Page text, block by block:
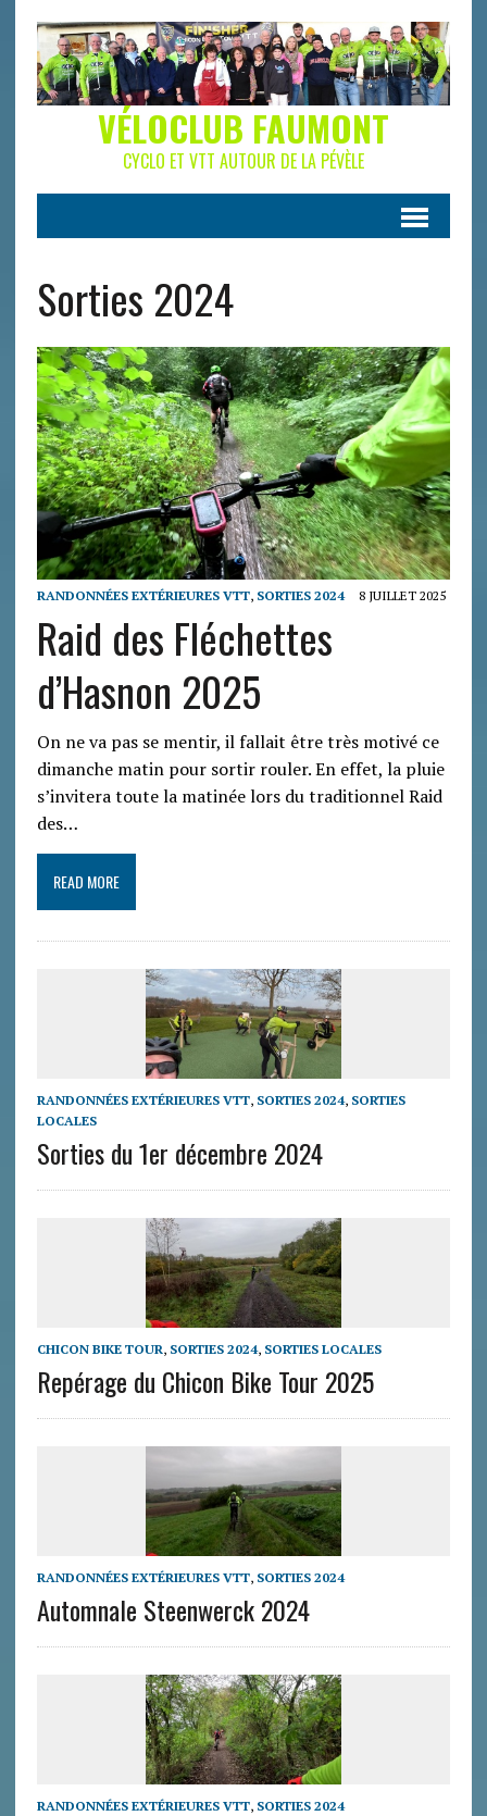
VÉLOCLUB FAUMONT
CYCLO ET VTT AUTOUR DE LA PÉVÈLE
Sorties 2024
RANDONNÉES EXTÉRIEURES VTT, SORTIES 2024 8 JUILLET 2025
Raid des Fléchettes
d’Hasnon 2025
On ne va pas se mentir, il fallait être très motivé ce
dimanche matin pour sortir rouler. En effet, la pluie
s’invitera toute la matinée lors du traditionnel Raid
des…
READ MORE
RANDONNÉES EXTÉRIEURES VTT, SORTIES 2024, SORTIES
LOCALES
Sorties du 1er décembre 2024
CHICON BIKE TOUR, SORTIES 2024, SORTIES LOCALES
Repérage du Chicon Bike Tour 2025
RANDONNÉES EXTÉRIEURES VTT, SORTIES 2024
Automnale Steenwerck 2024
RANDONNÉES EXTÉRIEURES VTT, SORTIES 2024